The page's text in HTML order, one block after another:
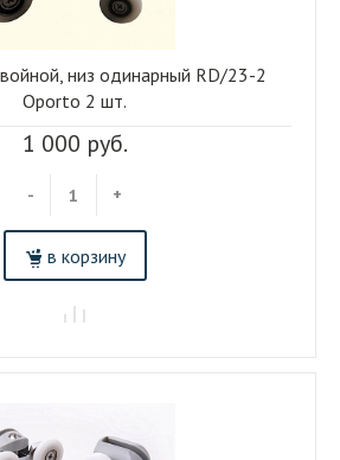
1 000 руб.
- +
в корзину
низ одинарный RD/23-2
Oporto 2 шт.